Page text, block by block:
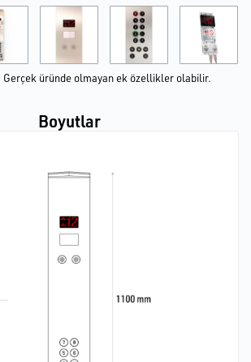
üründe olmayan ek özellikler olabilir.
Boyutlar